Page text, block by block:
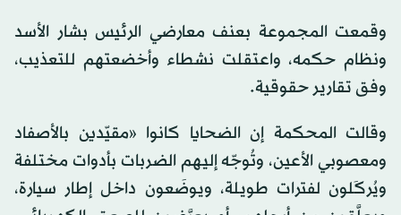
وقمعت المجموعة بعنف معارضي الرئيس بشار الأسد
ونظام حكمه، واعتقلت نشطاء وأخضعتهم للتعذيب،
وفق تقارير حقوقية.
وقالت المحكمة إن الضحايا كانوا «مقيّدين بالأصفاد
ومعصوبي الأعين، وتُوجّه إليهم الضربات بأدوات مختلفة
ويُركَلون لفترات طويلة، ويوضَعون داخل إطار سيارة،